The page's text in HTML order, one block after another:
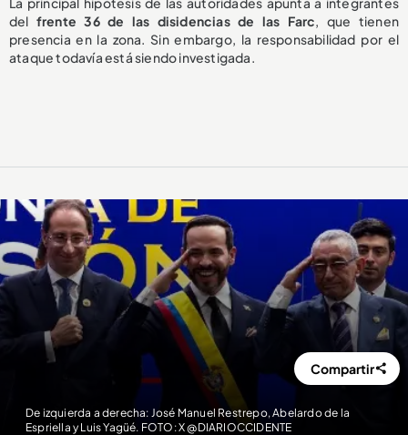
del frente 36 de las disidencias de las Farc, que tienen
presencia en la zona. Sin embargo, la responsabilidad por el
ataque todavía está siendo investigada.
De izquierda a derecha: José Manuel Restrepo, Abelardo de la
Espriella y Luis Yagüé. FOTO: X @DIARIOCCIDENTE
Compartir